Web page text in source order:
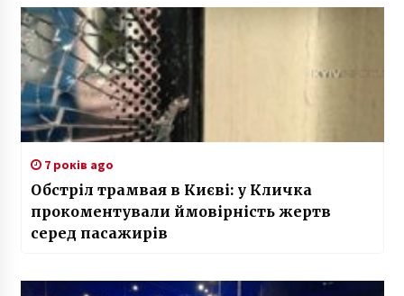
7 років ago
Обстріл трамвая в Києві: у Кличка
прокоментували ймовірність жертв
серед пасажирів